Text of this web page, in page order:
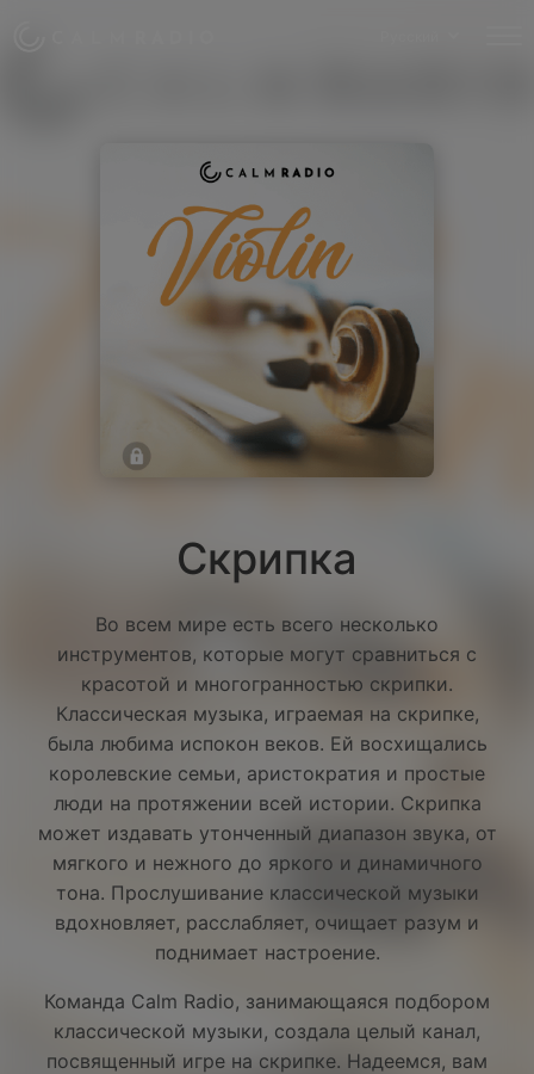
Скрипка
Во всем мире есть всего несколько
инструментов, которые могут сравниться с
красотой и многогранностью скрипки.
Классическая музыка, играемая на скрипке,
была любима испокон веков. Ей восхищались
королевские семьи, аристократия и простые
люди на протяжении всей истории. Скрипка
может издавать утонченный диапазон звука, от
мягкого и нежного до яркого и динамичного
тона. Прослушивание классической музыки
вдохновляет, расслабляет, очищает разум и
поднимает настроение.
Команда Calm Radio, занимающаяся подбором
классической музыки, создала целый канал,
посвященный игре на скрипке. Надеемся, вам
Facebook